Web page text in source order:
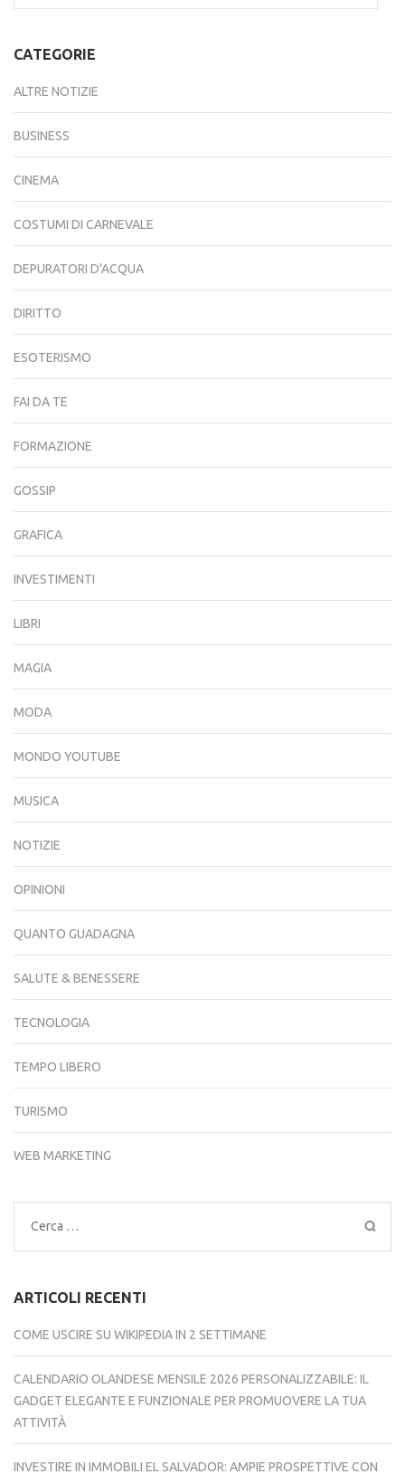
CATEGORIE
ALTRE NOTIZIE
BUSINESS
CINEMA
COSTUMI DI CARNEVALE
DEPURATORI D'ACQUA
DIRITTO
ESOTERISMO
FAI DA TE
FORMAZIONE
GOSSIP
GRAFICA
INVESTIMENTI
LIBRI
MAGIA
MODA
MONDO YOUTUBE
MUSICA
NOTIZIE
OPINIONI
QUANTO GUADAGNA
SALUTE & BENESSERE
TECNOLOGIA
TEMPO LIBERO
TURISMO
WEB MARKETING
Ricerca
per:
ARTICOLI RECENTI
COME USCIRE SU WIKIPEDIA IN 2 SETTIMANE
CALENDARIO OLANDESE MENSILE 2026 PERSONALIZZABILE: IL
GADGET ELEGANTE E FUNZIONALE PER PROMUOVERE LA TUA
ATTIVITÀ
INVESTIRE IN IMMOBILI EL SALVADOR: AMPIE PROSPETTIVE CON